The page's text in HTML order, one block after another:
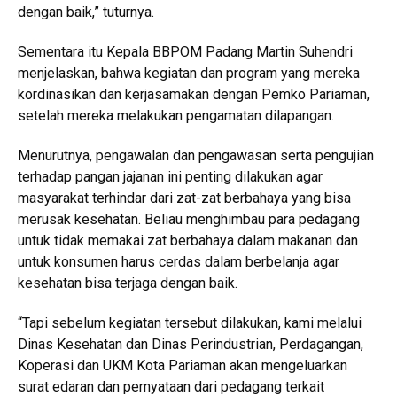
dengan baik,” tuturnya.
Sementara itu Kepala BBPOM Padang Martin Suhendri
menjelaskan, bahwa kegiatan dan program yang mereka
kordinasikan dan kerjasamakan dengan Pemko Pariaman,
setelah mereka melakukan pengamatan dilapangan.
Menurutnya, pengawalan dan pengawasan serta pengujian
terhadap pangan jajanan ini penting dilakukan agar
masyarakat terhindar dari zat-zat berbahaya yang bisa
merusak kesehatan. Beliau menghimbau para pedagang
untuk tidak memakai zat berbahaya dalam makanan dan
untuk konsumen harus cerdas dalam berbelanja agar
kesehatan bisa terjaga dengan baik.
“Tapi sebelum kegiatan tersebut dilakukan, kami melalui
Dinas Kesehatan dan Dinas Perindustrian, Perdagangan,
Koperasi dan UKM Kota Pariaman akan mengeluarkan
surat edaran dan pernyataan dari pedagang terkait